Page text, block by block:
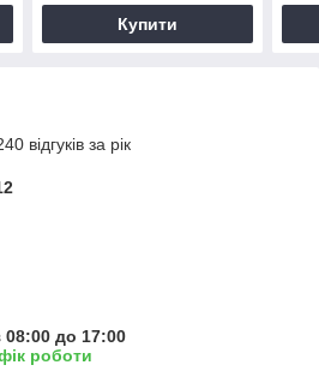
Купити
відгуків за рік
08:00 до 17:00
роботи